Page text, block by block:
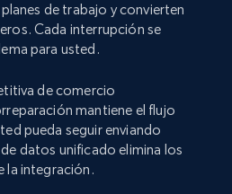
de trabajo y convierten
Cada interrupción se
para usted.
de comercio
mantiene el flujo
pueda seguir enviando
datos unificado elimina los
la integración.